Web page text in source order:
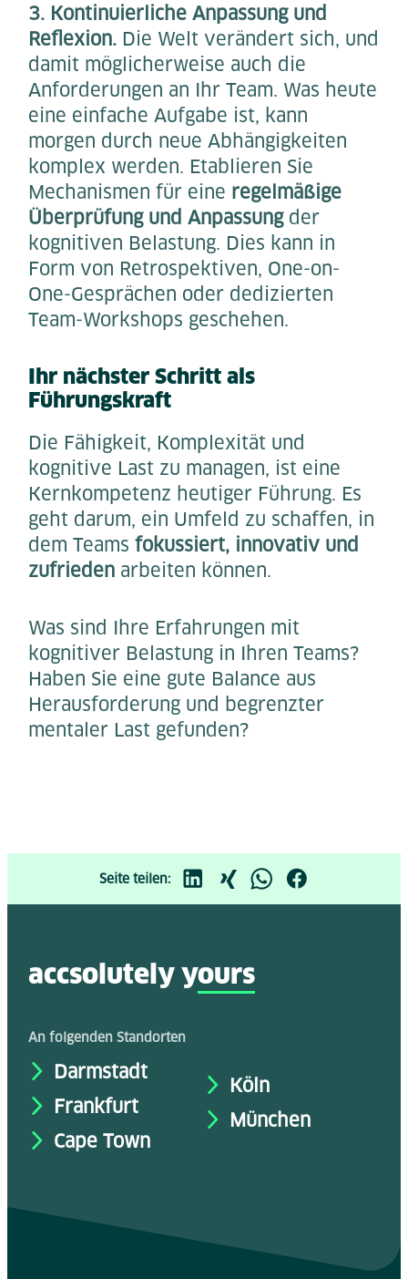
3. Kontinuierliche Anpassung und
Reflexion. Die Welt verändert sich, und
damit möglicherweise auch die
Anforderungen an Ihr Team. Was heute
eine einfache Aufgabe ist, kann
morgen durch neue Abhängigkeiten
komplex werden. Etablieren Sie
Mechanismen für eine regelmäßige
Überprüfung und Anpassungder
kognitiven Belastung. Dies kann in
Form von Retrospektiven, One-on-
One-Gesprächen oder dedizierten
Team-Workshops geschehen.
Ihr nächster Schritt als
Führungskraft
Die Fähigkeit, Komplexität und
kognitive Last zu managen, ist eine
Kernkompetenz heutiger Führung. Es
geht darum, ein Umfeld zu schaffen, in
dem Teamsfokussiert, innovativ und
zufrieden arbeiten können.
Was sind Ihre Erfahrungen mit
kognitiver Belastung in Ihren Teams?
Haben Sie eine gute Balance aus
Herausforderung und begrenzter
mentaler Last gefunden?
Seite teilen:
accsolutely yours
An folgenden Standorten
Darmstadt
Frankfurt
Cape Town
Köln
München